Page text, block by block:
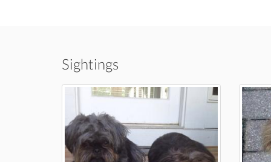
Sightings